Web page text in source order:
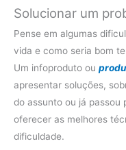
Solucionar um
Pense em algumas
vida e como seria bom
Um infoproduto ou
apresentar soluções,
do assunto ou já passou
oferecer as melhores
dificuldade.